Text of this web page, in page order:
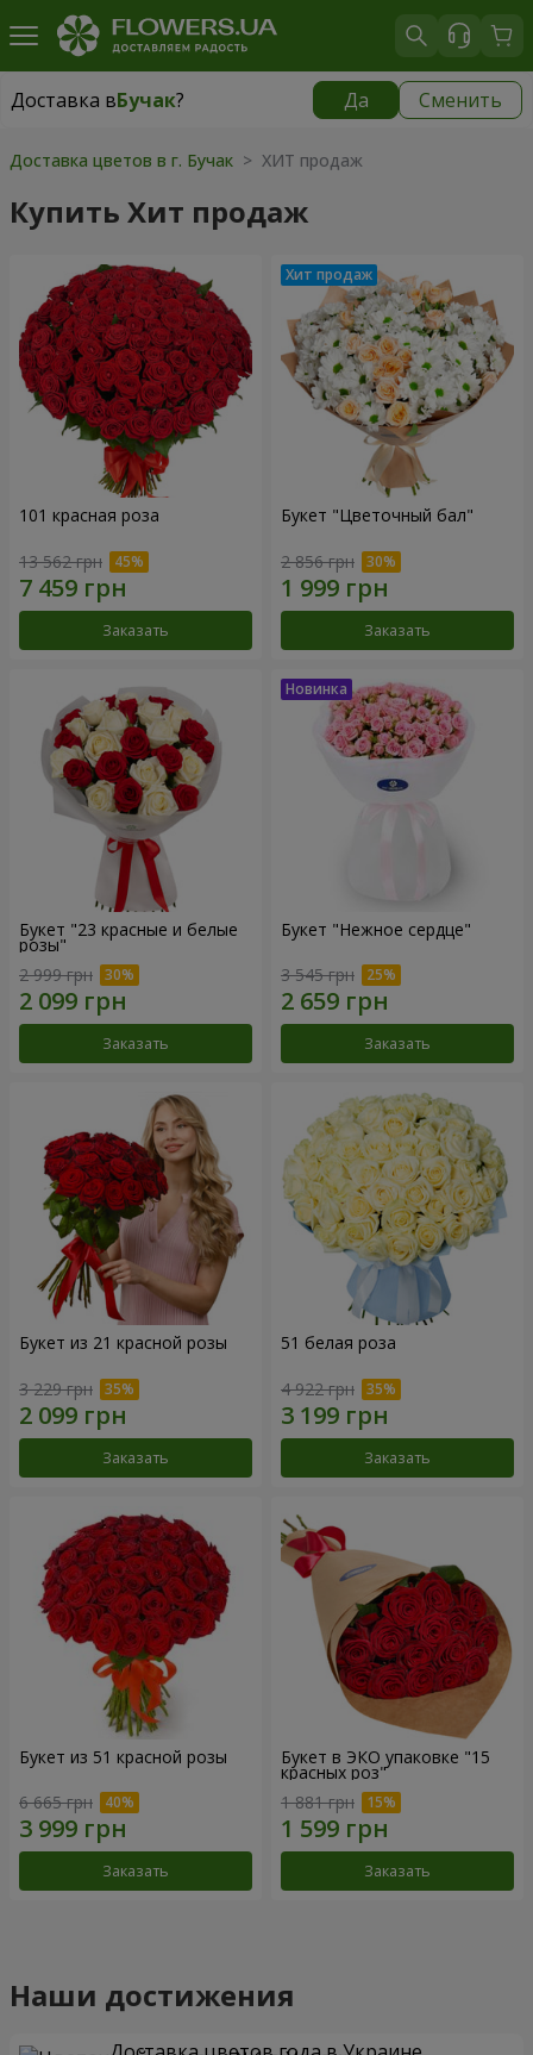
Доставка вБучак? Да Сменить
Доставка вБучак|
Доставка цветов в г. Бучак > ХИТ продаж
Купить Хит продаж
101 красная роза
13 562 грн
Заказать
Букет "Цветочный бал"
2 856 грн
Заказать
Букет "23 красные и белые
розы"
2 999 грн
Заказать
Букет "Нежное сердце"
3 545 грн
Заказать
Букет из 21 красной розы
3 229 грн
Заказать
51 белая роза
4 922 грн
Заказать
Букет из 51 красной розы
6 665 грн
Заказать
Букет в ЭКО упаковке "15
красных роз"
1 881 грн
Заказать
Наши достижения